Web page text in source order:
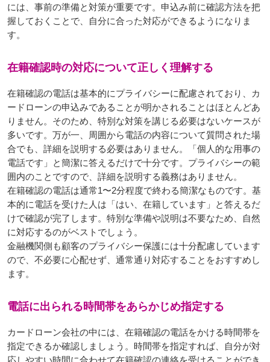
には、事前の準備と対策が重要です。申込み前に確認方法を把
握しておくことで、自分に合った対応ができるようになりま
す。
在籍確認時の対応について正しく理解する
在籍確認の電話は基本的にプライバシーに配慮されており、カ
ードローンの申込みであることが明かされることはほとんどあ
りません。そのため、特別な対策を講じる必要はないケースが
多いです。万が一、周囲から電話の内容について質問された場
合でも、詳細を説明する必要はありません。「個人的な用事の
電話です」と簡潔に答えるだけで十分です。プライバシーの範
囲内のことですので、詳細を説明する義務はありません。
在籍確認の電話は通常1〜2分程度で終わる簡潔なものです。基
本的に電話を受けた人は「はい、在籍しています」と答えるだ
けで確認が完了します。特別な準備や説明は不要なため、自然
に対応するのがベストでしょう。
金融機関側も顧客のプライバシー保護には十分配慮しています
ので、不必要に心配せず、通常通り対応することをおすすめし
ます。
電話に出られる時間帯をあらかじめ指定する
カードローン会社の中には、在籍確認の電話をかける時間帯を
指定できるか確認しましょう。時間帯を指定すれば、自分が対
応しやすい時間に合わせて在籍確認の連絡を受けることができ